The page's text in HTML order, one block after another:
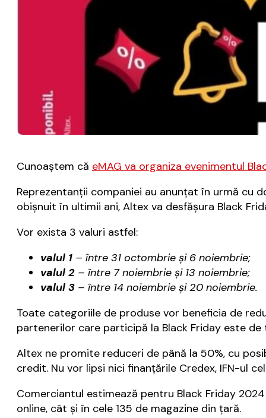
Cunoaştem că eMAG va organiza evenimentul
Reprezentanţii companiei au anunţat în urmă cu
obişnuit în ultimii ani, Altex va desfăşura Black
Vor exista 3 valuri astfel:
valul 1 – între 31 octombrie şi 6 noiembrie;
valul 2 – între 7 noiembrie şi 13 noiembrie;
valul 3 – între 14 noiembrie şi 20 noiembrie.
Toate categoriile de produse vor beneficia de
partenerilor care participă la Black Friday este
Altex ne promite reduceri de până la 50%, cu
credit. Nu vor lipsi nici finanţările Credex, IFN-ul
Comerciantul estimează pentru Black Friday
online, cât şi în cele 135 de magazine din ţară.